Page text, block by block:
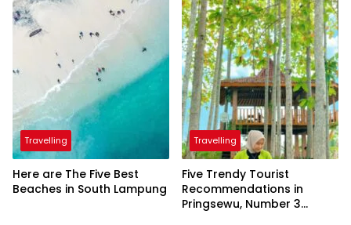
Travelling
Here are The Five Best
Beaches in South Lampung
Travelling
Five Trendy Tourist
Recommendations in
Pringsewu, Number 3